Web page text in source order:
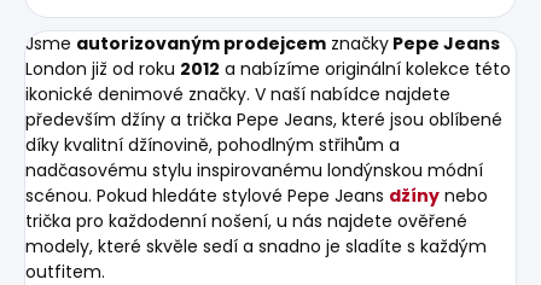
Jsme autorizovaným prodejcem značky Pepe Jeans
London již od roku 2012 a nabízíme originální kolekce této
ikonické denimové značky. V naší nabídce najdete
především džíny a trička Pepe Jeans, které jsou oblíbené
díky kvalitní džínovině, pohodlným střihům a
nadčasovému stylu inspirovanému londýnskou módní
scénou. Pokud hledáte stylové Pepe Jeans džíny nebo
trička pro každodenní nošení, u nás najdete ověřené
modely, které skvěle sedí a snadno je sladíte s každým
outfitem.